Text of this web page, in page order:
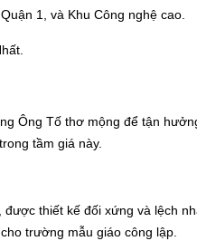
1, và Khu Công nghệ cao.
Ông Tố thơ mộng để tận
tầm giá này.
thiết kế đối xứng và lệch
trường mẫu giáo công lập.